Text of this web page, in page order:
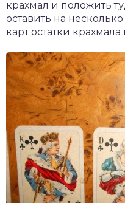
крахмал и положить
оставить на
карт остатки